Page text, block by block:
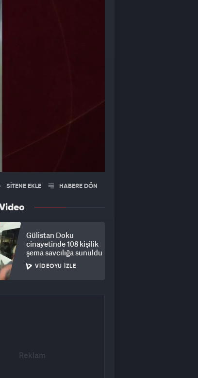
SİTENE EKLE HABERE DÖN
Gülistan Doku
cinayetinde 108 kişilik
şema savcılığa sunuldu
VIDEOYU İZLE